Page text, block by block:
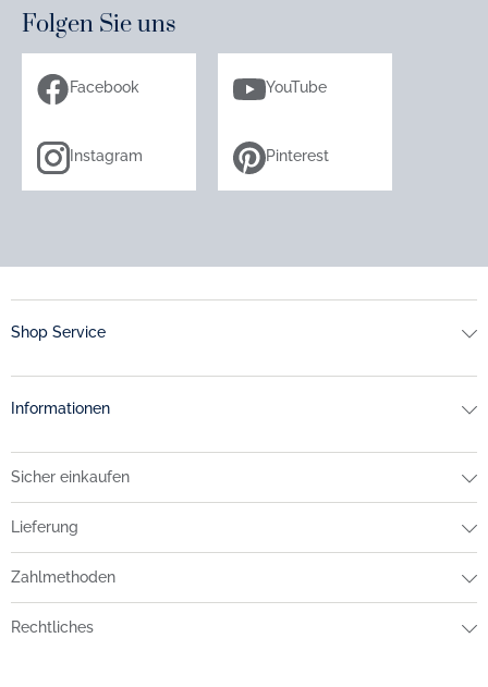
Folgen Sie uns
Facebook YouTube
Instagram Pinterest
Shop Service
Informationen
Sicher einkaufen
Lieferung
Zahlmethoden
Rechtliches